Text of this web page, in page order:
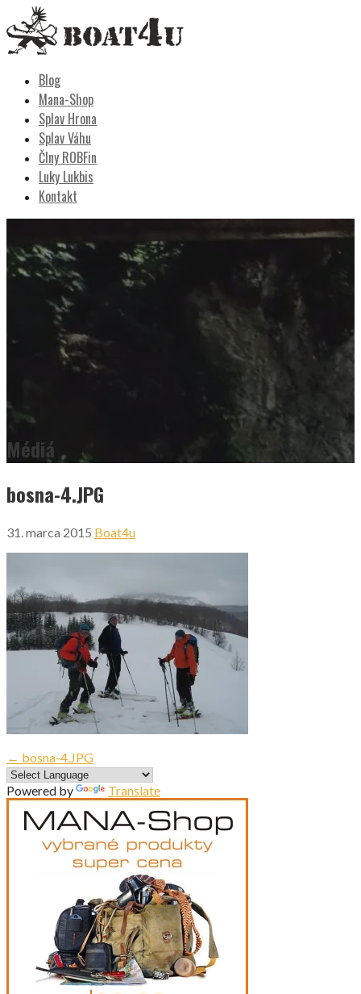
to
content
Blog
Mana-Shop
Splav Hrona
Splav Váhu
Člny ROBFin
Luky Lukbis
Kontakt
Médiá
bosna-4.JPG
31. marca 2015 Boat4u
Navigácia
v
článku
← bosna-4.JPG
Powered by Translate